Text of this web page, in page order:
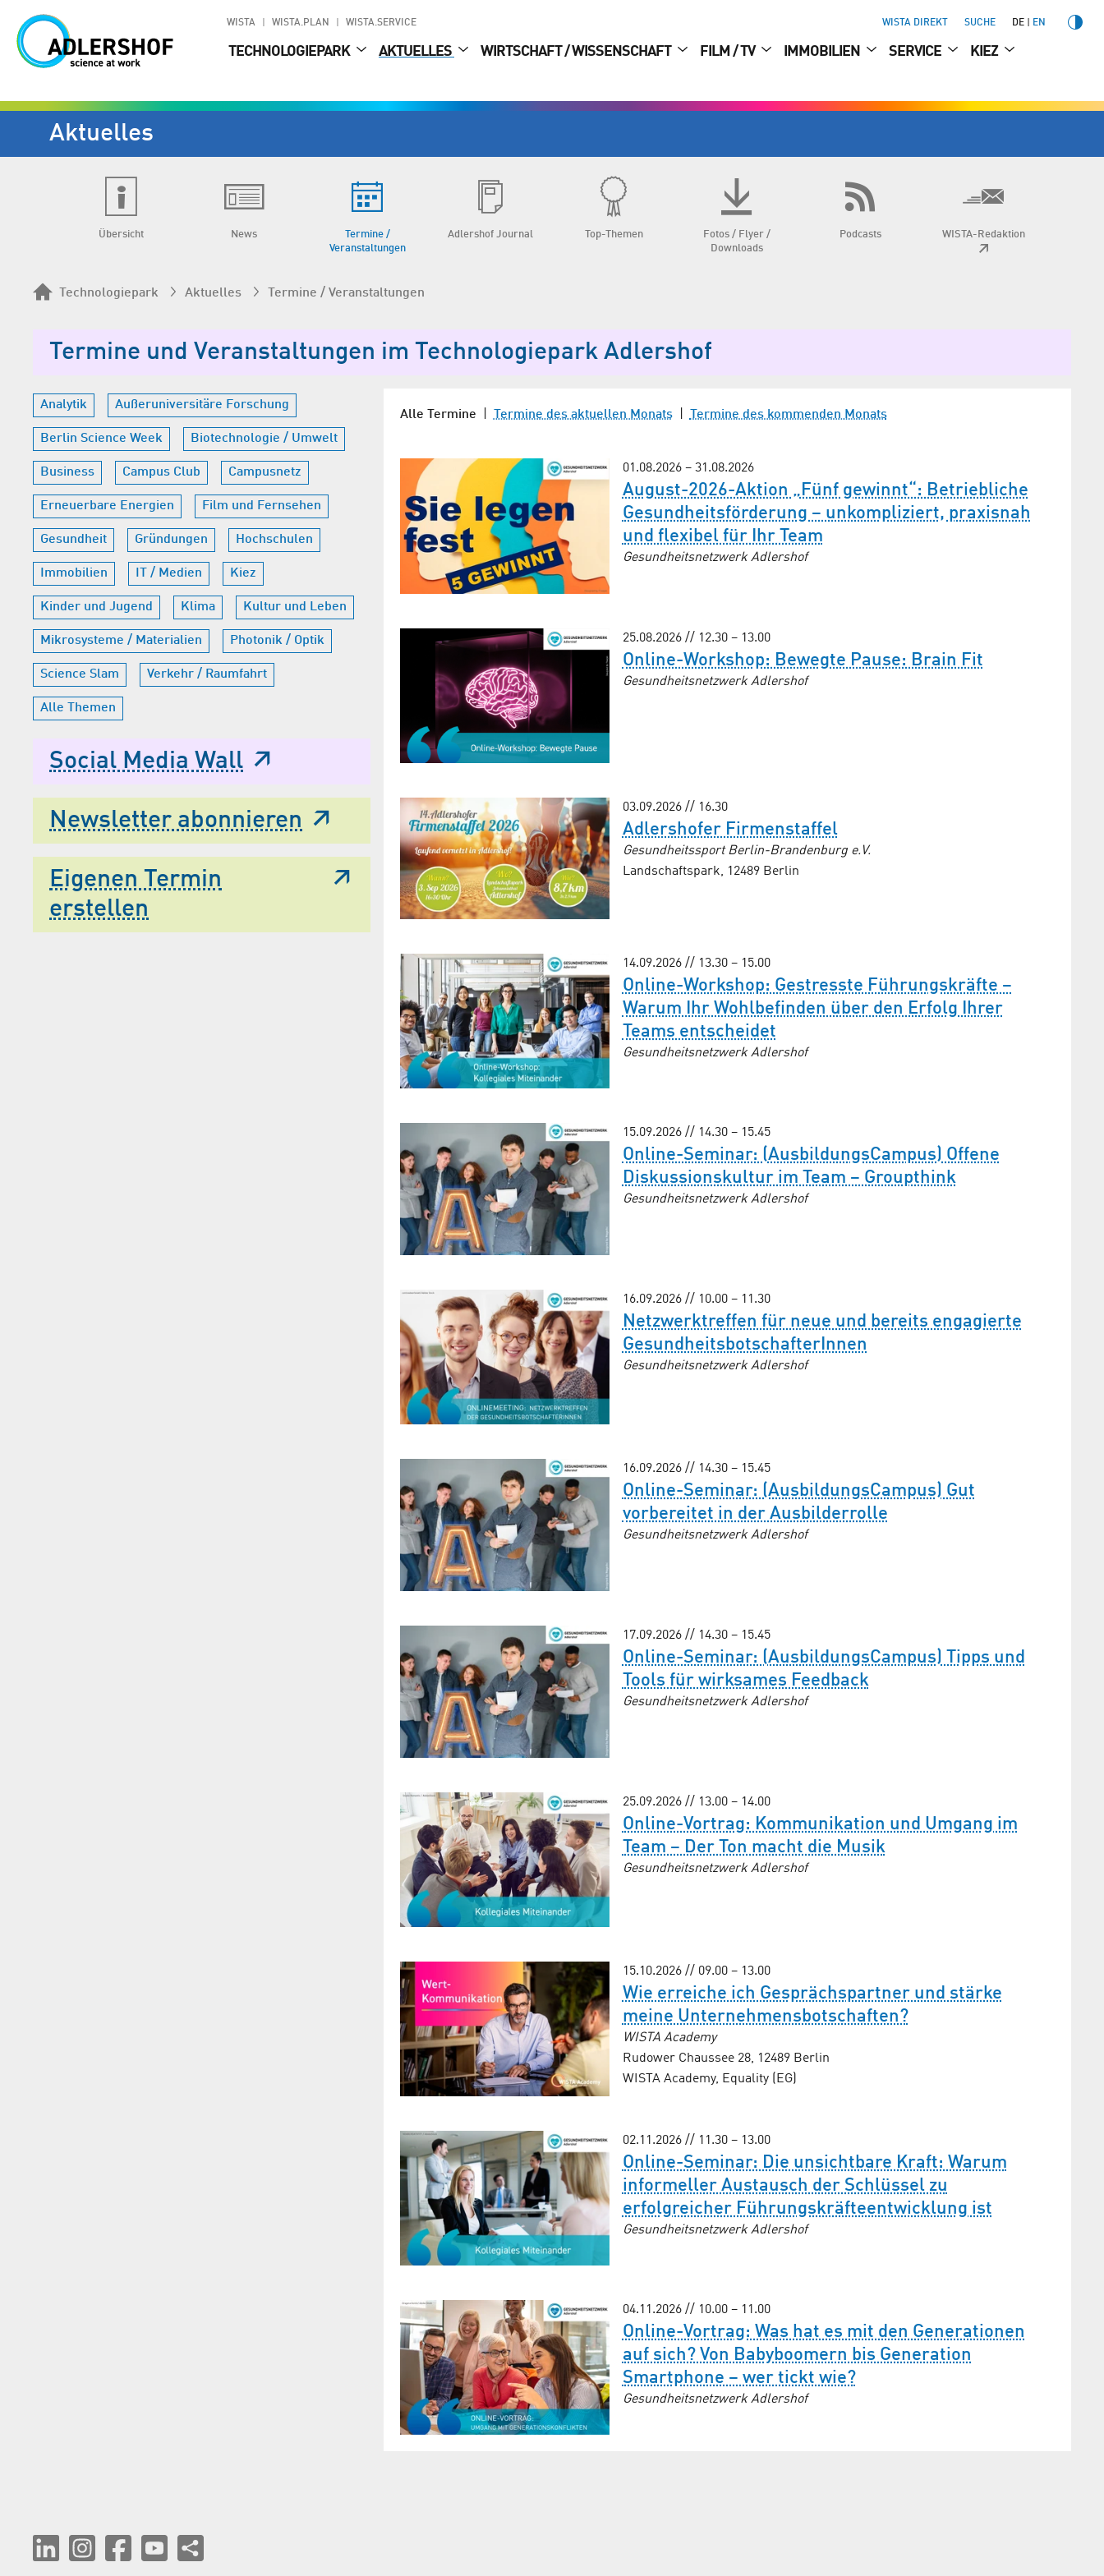
WISTA WISTA.PLAN WISTA.SERVICE WISTA DIREKT SUCHE DE EN
TECHNOLOGIEPARK AKTUELLES WIRTSCHAFT / WISSENSCHAFT FILM / TV IMMOBILIEN SERVICE KIEZ
Aktuelles
Übersicht News
Termine /
Veranstaltungen
Adlershof Journal Top-Themen
Fotos / Flyer /
Downloads
Podcasts WISTA-Redaktion
Technologiepark Aktuelles Termine / Veranstaltungen
Termine und Veranstaltungen im Technologiepark Adlershof
Analytik Außeruniversitäre Forschung
Berlin Science Week Biotechnologie / Umwelt
Business Campus Club Campusnetz
Erneuerbare Energien Film und Fernsehen
Gesundheit Gründungen Hochschulen
Immobilien IT / Medien Kiez
Kinder und Jugend Klima Kultur und Leben
Mikrosysteme / Materialien Photonik / Optik
Science Slam Verkehr / Raumfahrt
Alle Themen
Social Media Wall
Newsletter abonnieren
Eigenen Termin
erstellen
Alle Termine |Termine des aktuellen Monats|Termine des kommenden Monats
01.08.2026 – 31.08.2026
August-2026-Aktion „Fünf gewinnt“: Betriebliche
Gesundheitsförderung – unkompliziert, praxisnah
und flexibel für Ihr Team
Gesundheitsnetzwerk Adlershof
25.08.2026 // 12.30 – 13.00
Online-Workshop: Bewegte Pause: Brain Fit
Gesundheitsnetzwerk Adlershof
03.09.2026 // 16.30
Adlershofer Firmenstaffel
Gesundheitssport Berlin-Brandenburg e.V.
Landschaftspark, 12489 Berlin
14.09.2026 // 13.30 – 15.00
Online-Workshop: Gestresste Führungskräfte –
Warum Ihr Wohlbefinden über den Erfolg Ihrer
Teams entscheidet
Gesundheitsnetzwerk Adlershof
15.09.2026 // 14.30 – 15.45
Online-Seminar: (AusbildungsCampus) Offene
Diskussionskultur im Team – Groupthink
Gesundheitsnetzwerk Adlershof
16.09.2026 // 10.00 – 11.30
Netzwerktreffen für neue und bereits engagierte
Gesund­heits­botschafterInnen
Gesundheitsnetzwerk Adlershof
16.09.2026 // 14.30 – 15.45
Online-Seminar: (AusbildungsCampus) Gut
vorbereitet in der Ausbilderrolle
Gesundheitsnetzwerk Adlershof
17.09.2026 // 14.30 – 15.45
Online-Seminar: (AusbildungsCampus) Tipps und
Tools für wirksames Feedback
Gesundheitsnetzwerk Adlershof
25.09.2026 // 13.00 – 14.00
Online-Vortrag: Kommunikation und Umgang im
Team – Der Ton macht die Musik
Gesundheitsnetzwerk Adlershof
15.10.2026 // 09.00 – 13.00
Wie erreiche ich Gesprächs­partner und stärke
meine Unternehmens­botschaften?
WISTA Academy
Rudower Chaussee 28, 12489 Berlin
WISTA Academy, Equality (EG)
02.11.2026 // 11.30 – 13.00
Online-Seminar: Die unsichtbare Kraft: Warum
informeller Austausch der Schlüssel zu
erfolgreicher Führungs­kräfte­entwicklung ist
Gesundheitsnetzwerk Adlershof
04.11.2026 // 10.00 – 11.00
Online-Vortrag: Was hat es mit den Generationen
auf sich? Von Babyboomern bis Generation
Smartphone – wer tickt wie?
Gesundheitsnetzwerk Adlershof